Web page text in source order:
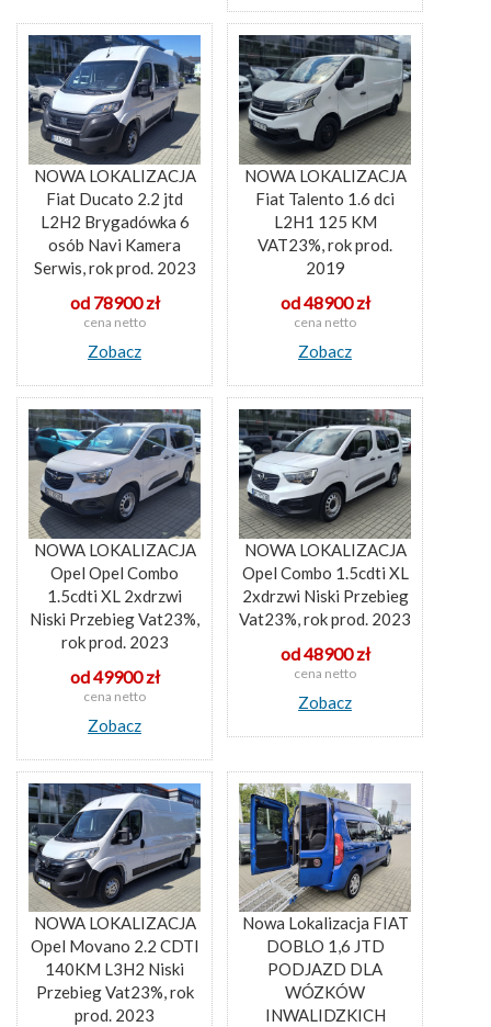
NOWA LOKALIZACJA
Fiat Ducato 2.2 jtd
L2H2 Brygadówka 6
osób Navi Kamera
Serwis, rok prod. 2023
od 78900 zł
cena netto
Zobacz
NOWA LOKALIZACJA
Fiat Talento 1.6 dci
L2H1 125 KM
VAT23%, rok prod.
2019
od 48900 zł
cena netto
Zobacz
NOWA LOKALIZACJA
Opel Opel Combo
1.5cdti XL 2xdrzwi
Niski Przebieg Vat23%,
rok prod. 2023
od 49900 zł
cena netto
Zobacz
NOWA LOKALIZACJA
Opel Combo 1.5cdti XL
2xdrzwi Niski Przebieg
Vat23%, rok prod. 2023
od 48900 zł
cena netto
Zobacz
NOWA LOKALIZACJA
Opel Movano 2.2 CDTI
140KM L3H2 Niski
Przebieg Vat23%, rok
prod. 2023
Nowa Lokalizacja FIAT
DOBLO 1,6 JTD
PODJAZD DLA
WÓZKÓW
INWALIDZKICH